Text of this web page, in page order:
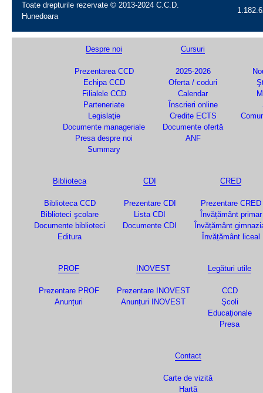
Toate drepturile rezervate © 2013-2024 C.C.D.
Hunedoara
Despre noi
Prezentarea CCD
Echipa CCD
Filialele CCD
Parteneriate
Legislaţie
Documente manageriale
Presa despre noi
Summary
Cursuri
2025-2026
Oferta / coduri
Calendar
Înscrieri online
Credite ECTS
Documente ofertă
ANF
Biblioteca
Biblioteca CCD
Biblioteci şcolare
Documente biblioteci
Editura
CDI
Prezentare CDI
Lista CDI
Documente CDI
CRED
Prezentare CRED
Învățământ primar
Învățământ
Învățământ liceal
PROF
Prezentare PROF
Anunțuri
INOVEST
Prezentare INOVEST
Anunțuri INOVEST
Legături utile
CCD
Şcoli
Educaţionale
Presa
Contact
Carte de vizită
Hartă